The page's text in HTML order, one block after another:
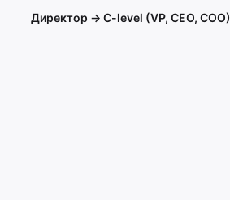
Директор → C-level (VP, CEO, COO)